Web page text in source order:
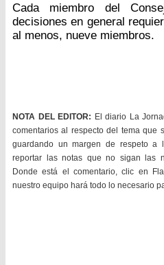
Cada miembro del
decisiones en general
al menos, nueve miembros.
NOTA DEL EDITOR: El diario La
comentarios al respecto del tema que
guardando un margen de respeto a
reportar las notas que no sigan las
Donde está el comentario, clic en
nuestro equipo hará todo lo necesario